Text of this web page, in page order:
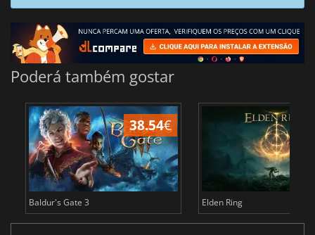
Poderá também gostar
38.54€
Baldur's Gate 3 Elden Ring